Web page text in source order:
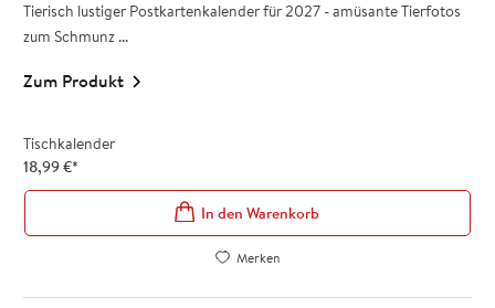
Tierisch lustiger Postkartenkalender für 2027 - amüsante Tierfotos
zum Schmunz ...
Zum Produkt
Tischkalender
18,99€*
In den Warenkorb
Merken